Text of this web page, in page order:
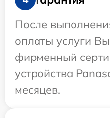
После
оплаты услуги
фирменный
устройства
месяцев.